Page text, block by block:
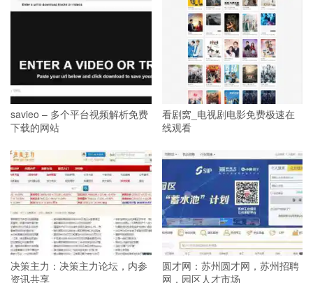
savieo – 多个平台视频解析免费
下载的网站
看剧窝_电视剧电影免费极速在
线观看
决策主力：决策主力论坛，内参
资讯共享
圆才网：苏州圆才网，苏州招聘
网，园区人才市场